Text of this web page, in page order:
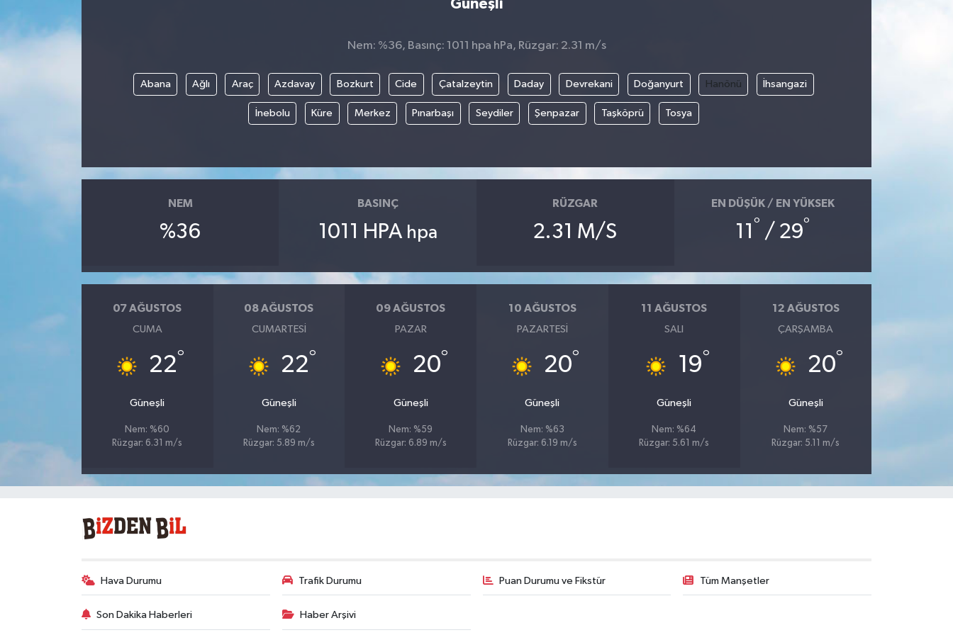
Güneşli
Nem: %36, Basınç: 1011 hpa hPa, Rüzgar: 2.31 m/s
Abana Ağlı Araç Azdavay Bozkurt Cide Çatalzeytin Daday Devrekani Doğanyurt Hanönü İhsangazi
İnebolu Küre Merkez Pınarbaşı Seydiler Şenpazar Taşköprü Tosya
NEM
%36
BASINÇ
1011 HPA hpa
RÜZGAR
2.31 M/S
EN DÜŞÜK / EN YÜKSEK
11 ° / 29°
07 AĞUSTOS
CUMA
22°
Güneşli
Nem: %60
Rüzgar: 6.31 m/s
08 AĞUSTOS
CUMARTESI
22°
Güneşli
Nem: %62
Rüzgar: 5.89 m/s
09 AĞUSTOS
PAZAR
20°
Güneşli
Nem: %59
Rüzgar: 6.89 m/s
10 AĞUSTOS
PAZARTESI
20°
Güneşli
Nem: %63
Rüzgar: 6.19 m/s
11 AĞUSTOS
SALI
19°
Güneşli
Nem: %64
Rüzgar: 5.61 m/s
12 AĞUSTOS
ÇARŞAMBA
20°
Güneşli
Nem: %57
Rüzgar: 5.11 m/s
Hava Durumu Trafik Durumu Puan Durumu ve Fikstür Tüm Manşetler
Son Dakika Haberleri Haber Arşivi